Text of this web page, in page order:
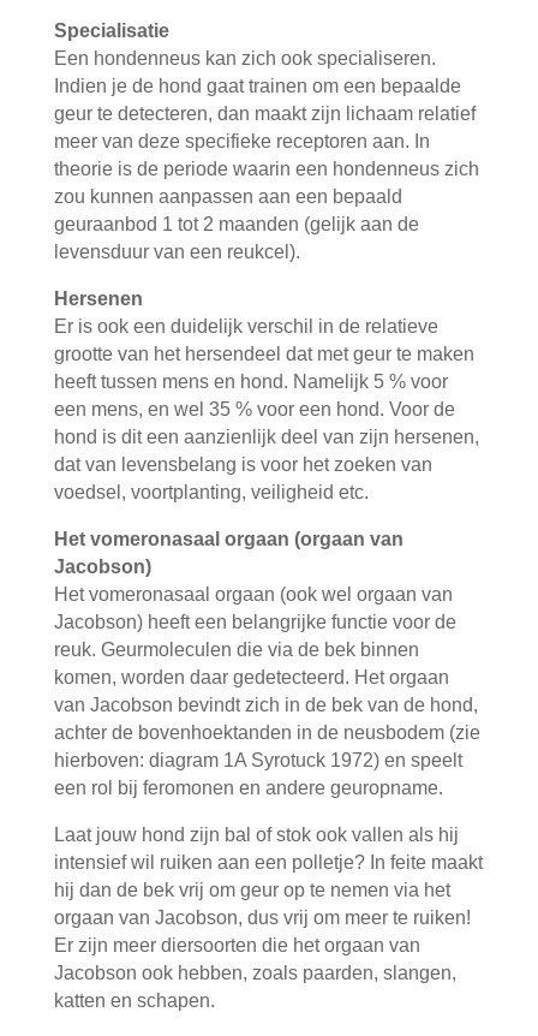
Specialisatie
Een hondenneus kan zich ook specialiseren.
Indien je de hond gaat trainen om een bepaalde
geur te detecteren, dan maakt zijn lichaam relatief
meer van deze specifieke receptoren aan. In
theorie is de periode waarin een hondenneus zich
zou kunnen aanpassen aan een bepaald
geuraanbod 1 tot 2 maanden (gelijk aan de
levensduur van een reukcel).
Hersenen
Er is ook een duidelijk verschil in de relatieve
grootte van het hersendeel dat met geur te maken
heeft tussen mens en hond. Namelijk 5 % voor
een mens, en wel 35 % voor een hond. Voor de
hond is dit een aanzienlijk deel van zijn hersenen,
dat van levensbelang is voor het zoeken van
voedsel, voortplanting, veiligheid etc.
Het vomeronasaal orgaan (orgaan van
Jacobson)
Het vomeronasaal orgaan (ook wel orgaan van
Jacobson) heeft een belangrijke functie voor de
reuk. Geurmoleculen die via de bek binnen
komen, worden daar gedetecteerd. Het orgaan
van Jacobson bevindt zich in de bek van de hond,
achter de bovenhoektanden in de neusbodem (zie
hierboven: diagram 1A Syrotuck 1972) en speelt
een rol bij feromonen en andere geuropname.
Laat jouw hond zijn bal of stok ook vallen als hij
intensief wil ruiken aan een polletje? In feite maakt
hij dan de bek vrij om geur op te nemen via het
orgaan van Jacobson, dus vrij om meer te ruiken!
Er zijn meer diersoorten die het orgaan van
Jacobson ook hebben, zoals paarden, slangen,
katten en schapen.